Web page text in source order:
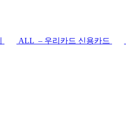
ALL – 우리카드 신용카드